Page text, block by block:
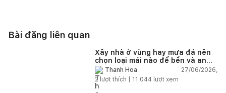
Bài đăng liên quan
Xây nhà ở vùng hay mưa đá nên
chọn loại mái nào để bền và an
toàn?Thanh Hoa
27/06/2026,
2 lượt thích | 11.044 lượt xem